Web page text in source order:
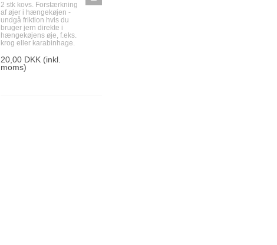
2 stk kovs. Forstærkning
af øjer i hængekøjen -
undgå friktion hvis du
bruger jern direkte i
hængekøjens øje, f.eks.
krog eller karabinhage.
20,00 DKK(inkl.
moms)